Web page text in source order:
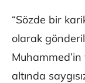
“Sözde bir
olarak
altında